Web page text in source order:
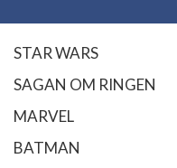
STAR WARS
SAGAN OM RINGEN
MARVEL
BATMAN